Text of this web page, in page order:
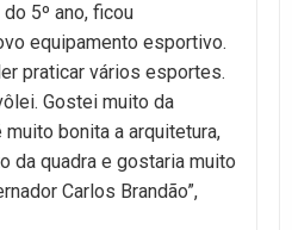
5º ano, ficou
equipamento esportivo.
praticar vários esportes.
Gostei muito da
muito bonita a arquitetura,
da quadra e gostaria muito
Carlos Brandão”,